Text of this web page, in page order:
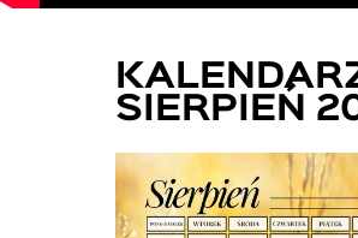
SIERPIEŃ